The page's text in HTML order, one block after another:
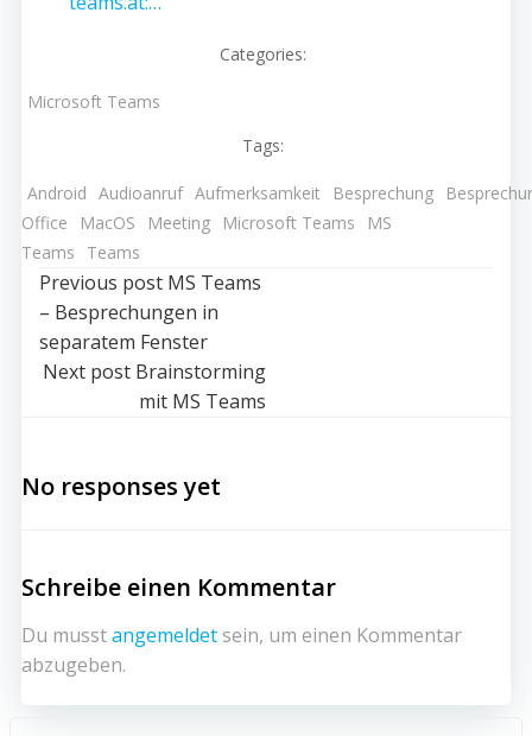
Categories:
Microsoft Teams
Tags:
Android Audioanruf Aufmerksamkeit Besprechung
Office
MacOS Meeting Microsoft Teams
MS
Teams
Teams
Post
navigation
Previous post MS Teams
– Besprechungen in
separatem Fenster
Post
Next post Brainstorming
mit MS Teams
No responses yet
Schreibe einen Kommentar
Du musstangemeldet sein, um einen Kommentar
abzugeben.